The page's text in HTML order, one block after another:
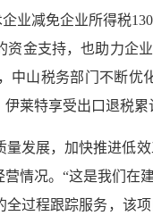
业减免企业所得税
金支持，也助力企
中山税务部门不断
莱特享受出口退税
发展，加快推进低
情况。“这是我们在
过程跟踪服务，该